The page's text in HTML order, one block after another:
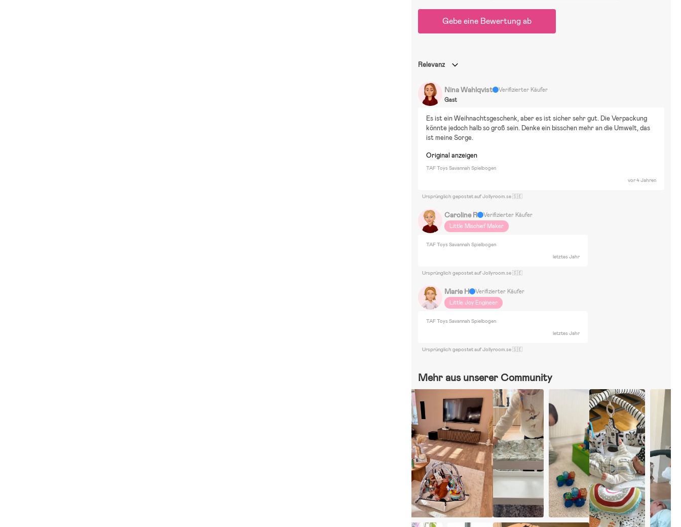
Gebe eine Bewertung ab
Relevanz
Nina Wahlqvist
Verifizierter Käufer
Gast
Es ist ein Weihnachtsgeschenk, aber es ist sicher sehr gut. Die Verpackung
könnte jedoch halb so groß sein. Denke ein bisschen mehr an die Umwelt, das
ist meine Sorge.
Original anzeigen
TAF Toys Savannah Spielbogen
vor 4 Jahren
Ursprünglich gepostet auf Jollyroom.se 🇸🇪
Caroline R
Verifizierter Käufer
Little Mischief Maker
TAF Toys Savannah Spielbogen
letztes Jahr
Ursprünglich gepostet auf Jollyroom.se 🇸🇪
Marie H
Verifizierter Käufer
Little Joy Engineer
TAF Toys Savannah Spielbogen
letztes Jahr
Ursprünglich gepostet auf Jollyroom.se 🇸🇪
Mehr aus unserer Community